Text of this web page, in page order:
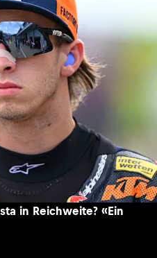
in Reichweite? «Ein